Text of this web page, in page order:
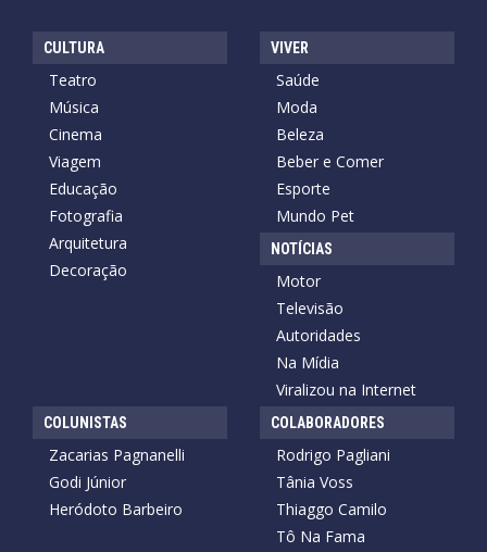
CULTURA
Teatro
Música
Cinema
Viagem
Educação
Fotografia
Arquitetura
Decoração
VIVER
Saúde
Moda
Beleza
Beber e Comer
Esporte
Mundo Pet
NOTÍCIAS
Motor
Televisão
Autoridades
Na Mídia
Viralizou na Internet
COLUNISTAS
Zacarias Pagnanelli
Godi Júnior
Heródoto Barbeiro
COLABORADORES
Rodrigo Pagliani
Tânia Voss
Thiaggo Camilo
Tô Na Fama